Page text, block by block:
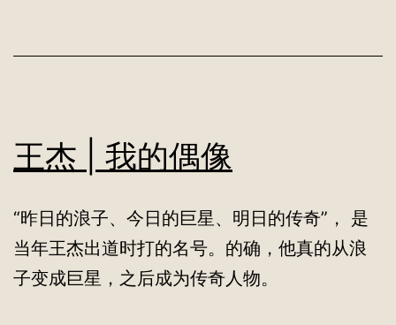
王杰 | 我的偶像
“昨日的浪子、今日的巨星、明日的传奇”， 是
当年王杰出道时打的名号。的确，他真的从浪
子变成巨星，之后成为传奇人物。